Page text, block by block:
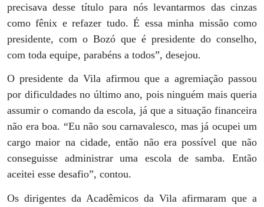
precisava desse título para nós levantarmos das cinzas
como fênix e refazer tudo. É essa minha missão como
presidente, com o Bozó que é presidente do conselho,
com toda equipe, parabéns a todos”, desejou.
O presidente da Vila afirmou que a agremiação passou
por dificuldades no último ano, pois ninguém mais queria
assumir o comando da escola, já que a situação financeira
não era boa. “Eu não sou carnavalesco, mas já ocupei um
cargo maior na cidade, então não era possível que não
conseguisse administrar uma escola de samba. Então
aceitei esse desafio”, contou.
Os dirigentes da Acadêmicos da Vila afirmaram que a